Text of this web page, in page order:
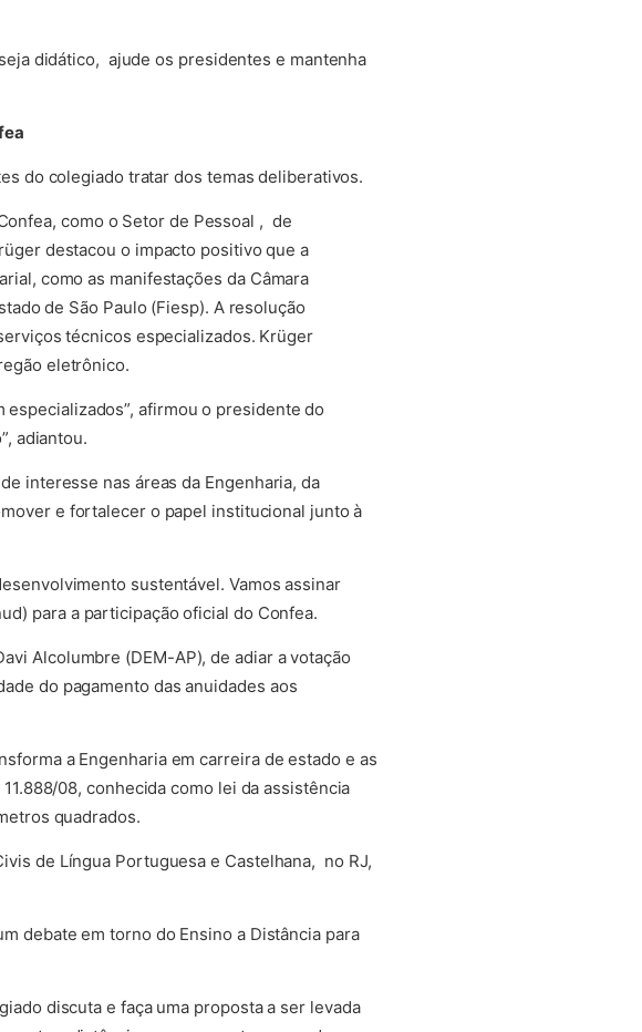
didático, ajude os presidentes e mantenha
do colegiado tratar dos temas deliberativos.
como o Setor de Pessoal , de
destacou o impacto positivo que a
como as manifestações da Câmara
de São Paulo (Fiesp). A resolução
técnicos especializados. Krüger
eletrônico.
afirmou o presidente do
adiantou.
interesse nas áreas da Engenharia, da
e fortalecer o papel institucional junto à
sustentável. Vamos assinar
para a participação oficial do Confea.
Alcolumbre (DEM-AP), de adiar a votação
do pagamento das anuidades aos
a Engenharia em carreira de estado e as
08, conhecida como lei da assistência
quadrados.
de Língua Portuguesa e Castelhana, no RJ,
debate em torno do Ensino a Distância para
discuta e faça uma proposta a ser levada